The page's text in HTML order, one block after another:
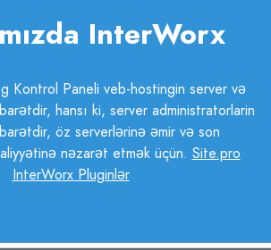
InterWorx
Kontrol Paneli veb-hostingin server və
hansı ki, server administratorlarin
öz serverlərinə əmir və son
nəzarət etmək üçün. Site.pro
InterWorx Pluginlər